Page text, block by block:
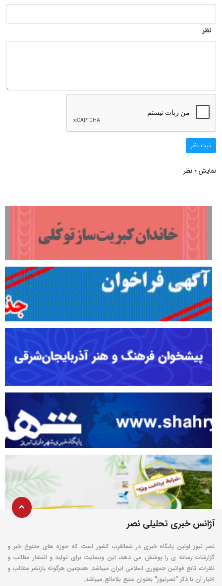
نظر
ثبت نظر
نمایش 0 نظر
آژانس خبری تحلیلی نصر
نصر نیوز اولین پایگاه خبری در شمالغرب کشور است که حوزه های متنوع خبر و
گزارشات رسانه ی را پوشش می دهد، این وبسایت برای تولید و انتشار مطالب و
نظرات، تابع قوانین جمهوری اسلامی ایران میباشد. همچنین هرگونه بازنشر مطالب و
اخبار آن با ذکر "نصرنیوز" بعنوان منبع بلامانع میباشد.